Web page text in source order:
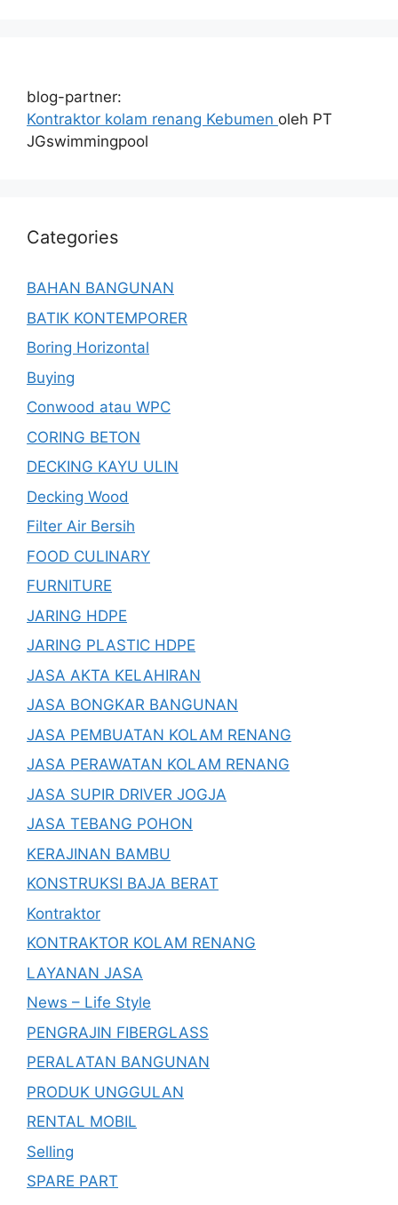
blog-partner:
Kontraktor kolam renang Kebumen oleh PT
JGswimmingpool
Categories
BAHAN BANGUNAN
BATIK KONTEMPORER
Boring Horizontal
Buying
Conwood atau WPC
CORING BETON
DECKING KAYU ULIN
Decking Wood
Filter Air Bersih
FOOD CULINARY
FURNITURE
JARING HDPE
JARING PLASTIC HDPE
JASA AKTA KELAHIRAN
JASA BONGKAR BANGUNAN
JASA PEMBUATAN KOLAM RENANG
JASA PERAWATAN KOLAM RENANG
JASA SUPIR DRIVER JOGJA
JASA TEBANG POHON
KERAJINAN BAMBU
KONSTRUKSI BAJA BERAT
Kontraktor
KONTRAKTOR KOLAM RENANG
LAYANAN JASA
News – Life Style
PENGRAJIN FIBERGLASS
PERALATAN BANGUNAN
PRODUK UNGGULAN
RENTAL MOBIL
Selling
SPARE PART